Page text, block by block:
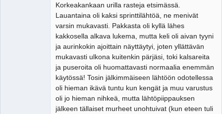
Korkeakankaan urilla rasteja etsimässä.
Lauantaina oli kaksi sprinttilähtöä, ne menivät
varsin mukavasti. Pakkasta oli kyllä lähes
kakkosella alkava lukema, mutta keli oli aivan tyyni
ja aurinkokin ajoittain näyttäytyi, joten yllättävän
mukavasti ulkona kuitenkin pärjäsi, toki kalsareita
ja puseroita oli huomattavasti normaalia enemmän
käytössä! Tosin jälkimmäiseen lähtöön odotellessa
oli hieman ikävä tuntu kun kengät ja muu varustus
oli jo hieman nihkeä, mutta lähtöpiippauksen
jälkeen tällaiset murheet unohtuivat (kun eteen tuli